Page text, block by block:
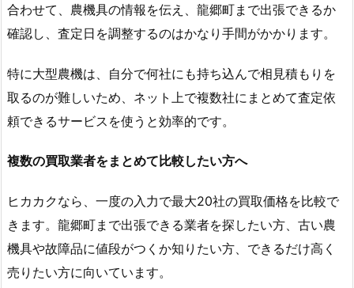
合わせて、農機具の情報を伝え、龍郷町まで出張できるか
確認し、査定日を調整するのはかなり手間がかかります。
特に大型農機は、自分で何社にも持ち込んで相見積もりを
取るのが難しいため、ネット上で複数社にまとめて査定依
頼できるサービスを使うと効率的です。
複数の買取業者をまとめて比較したい方へ
ヒカカクなら、一度の入力で最大20社の買取価格を比較で
きます。龍郷町まで出張できる業者を探したい方、古い農
機具や故障品に値段がつくか知りたい方、できるだけ高く
売りたい方に向いています。